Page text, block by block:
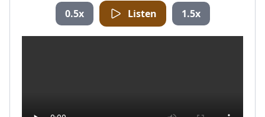
0.5x Listen 1.5x